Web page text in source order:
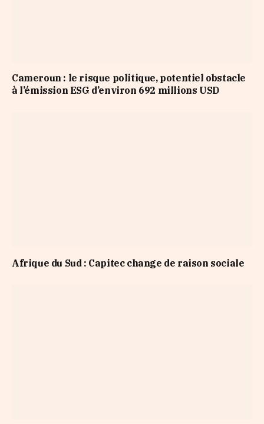
Cameroun : le risque politique, potentiel obstacle
à l’émission ESG d’environ 692 millions USD
Afrique du Sud : Capitec change de raison sociale